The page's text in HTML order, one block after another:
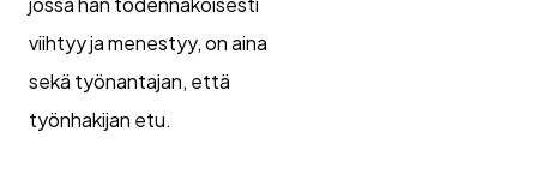
viihtyy ja menestyy, on aina
sekä työnantajan, että
työnhakijan etu.